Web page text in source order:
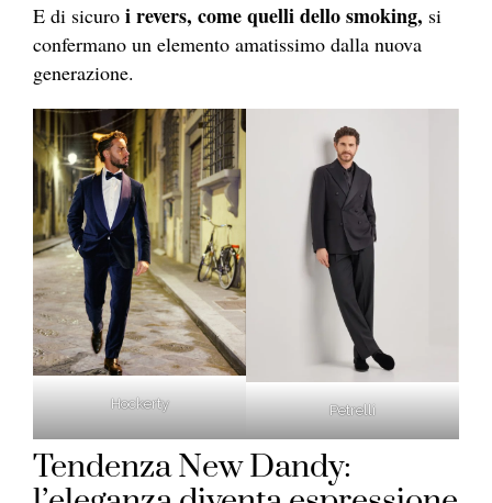
E di sicuro i revers, come quelli dello smoking, si
confermano un elemento amatissimo dalla nuova
generazione.
Hockerty Petrelli
Tendenza New Dandy: